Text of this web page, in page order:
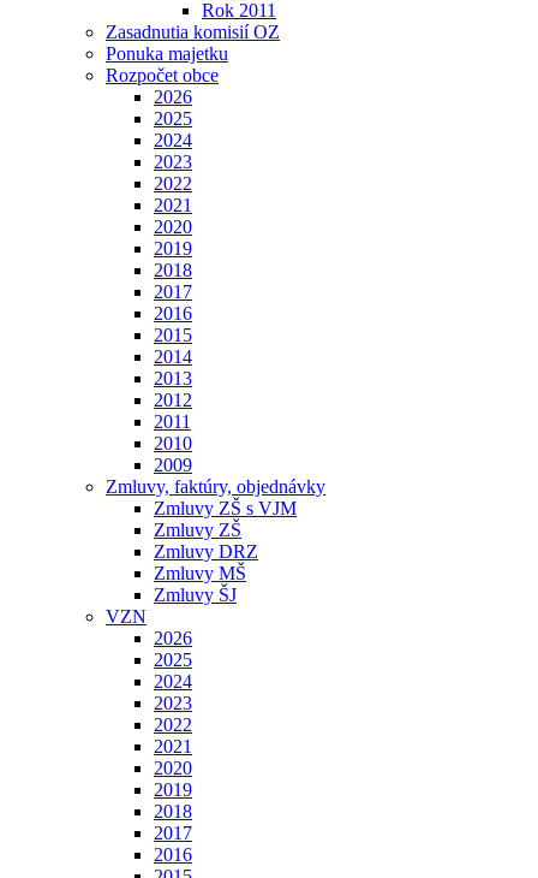
Rok 2011
Zasadnutia komisií OZ
Ponuka majetku
Rozpočet obce
2026
2025
2024
2023
2022
2021
2020
2019
2018
2017
2016
2015
2014
2013
2012
2011
2010
2009
Zmluvy, faktúry, objednávky
Zmluvy ZŠ s VJM
Zmluvy ZŠ
Zmluvy DRZ
Zmluvy MŠ
Zmluvy ŠJ
VZN
2026
2025
2024
2023
2022
2021
2020
2019
2018
2017
2016